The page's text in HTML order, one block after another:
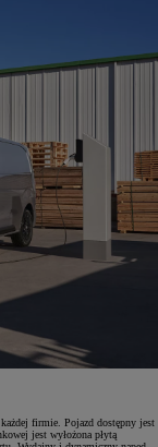
firmie. Pojazd dostępny jest
jest wyłożona płytą